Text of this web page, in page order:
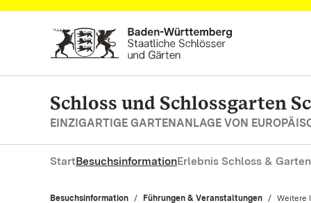
Zum Hauptinhalt springen
Schloss und Schlossgarten
EINZIGARTIGE GARTENANLAGE VON
StartBesuchsinformationErlebnis Schloss & Garten
Besuchsinformation Führungen & Veranstaltungen Aktuell:
Weitere